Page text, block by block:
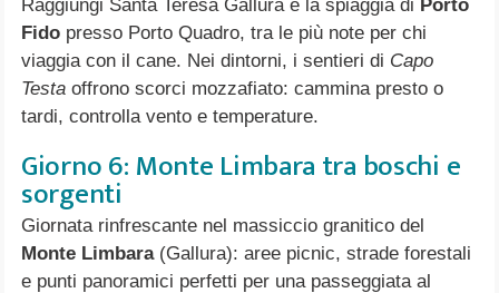
Raggiungi Santa Teresa Gallura e la spiaggia di Porto
Fido presso Porto Quadro, tra le più note per chi
viaggia con il cane. Nei dintorni, i sentieri di Capo
Testa offrono scorci mozzafiato: cammina presto o
tardi, controlla vento e temperature.
Giorno 6: Monte Limbara tra boschi e
sorgenti
Giornata rinfrescante nel massiccio granitico del
Monte Limbara(Gallura): aree picnic, strade forestali
e punti panoramici perfetti per una passeggiata al